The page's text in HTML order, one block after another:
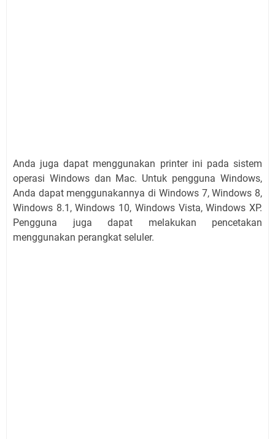
Anda juga dapat menggunakan printer ini pada sistem
operasi Windows dan Mac. Untuk pengguna Windows,
Anda dapat menggunakannya di Windows 7, Windows 8,
Windows 8.1, Windows 10, Windows Vista, Windows XP.
Pengguna juga dapat melakukan pencetakan
menggunakan perangkat seluler.